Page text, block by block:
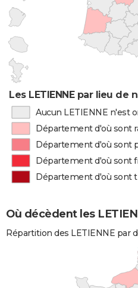
Les LETIENNE par lieu de
Aucun LETIENNE n'est
Département d'où sont
Département d'où sont
Département d'où sont
Département d'où sont
Où décèdent les
Répartition des LETIENNE par